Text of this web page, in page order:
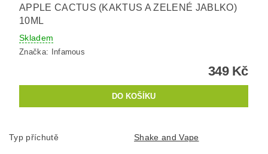
APPLE CACTUS (KAKTUS A ZELENÉ JABLKO)
10ML
Skladem
Značka: Infamous
349 Kč
Typ příchutě Shake and Vape